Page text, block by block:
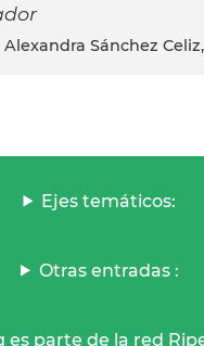
Alexandra Sánchez
Ejes temáticos:
Otras entradas :
es parte de la red